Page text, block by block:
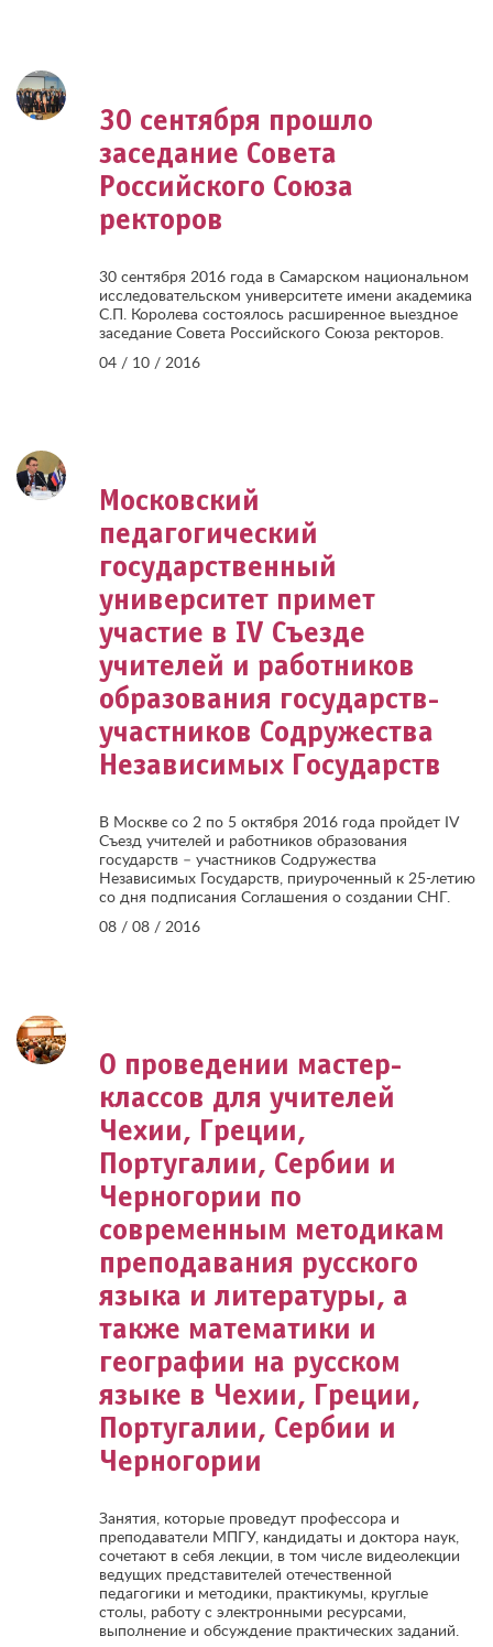
30 сентября прошло
заседание Совета
Российского Союза
ректоров
30 сентября 2016 года в Самарском национальном
исследовательском университете имени академика
С.П. Королева состоялось расширенное выездное
заседание Совета Российского Союза ректоров.
04 / 10 / 2016
Московский
педагогический
государственный
университет примет
участие в IV Съезде
учителей и работников
образования государств-
участников Содружества
Независимых Государств
В Москве со 2 по 5 октября 2016 года пройдет IV
Съезд учителей и работников образования
государств – участников Содружества
Независимых Государств, приуроченный к 25-летию
со дня подписания Соглашения о создании СНГ.
08 / 08 / 2016
О проведении мастер-
классов для учителей
Чехии, Греции,
Португалии, Сербии и
Черногории по
современным методикам
преподавания русского
языка и литературы, а
также математики и
географии на русском
языке в Чехии, Греции,
Португалии, Сербии и
Черногории
Занятия, которые проведут профессора и
преподаватели МПГУ, кандидаты и доктора наук,
сочетают в себя лекции, в том числе видеолекции
ведущих представителей отечественной
педагогики и методики, практикумы, круглые
столы, работу с электронными ресурсами,
выполнение и обсуждение практических заданий.